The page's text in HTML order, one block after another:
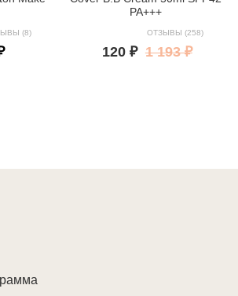
(8)
PA+++
ОТЗЫВЫ (258)
120 ₽ 1 193 ₽